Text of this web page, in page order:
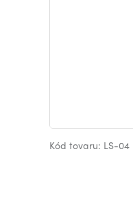
Kód tovaru: LS-04